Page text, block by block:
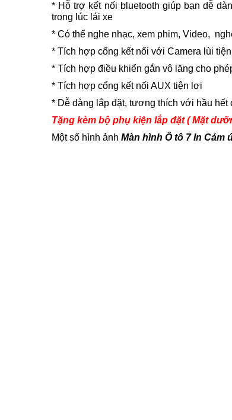
* Hỗ trợ kết nối bluetooth giúp bạn dễ
trong lúc lái xe
* Có thể nghe nhạc, xem phim, Video,
* Tích hợp cổng kết nối với Camera lùi
* Tích hợp điều khiển gắn vô lăng cho
* Tích hợp cổng kết nối AUX tiện lợi
* Dễ dàng lắp đặt, tương thích với hầu hết
Tặng kèm bộ phụ kiện lắp đặt ( Mặt
Một số hình ảnh Màn hình Ô tô 7 In Cảm